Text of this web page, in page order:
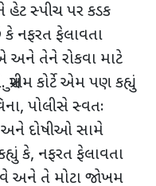
હેટ સ્પીચ પર કડક
કે નફરત ફેલાવતા
અને તેને રોકવા માટે
કોર્ટે એમ પણ કહ્યું
, પોલીસે સ્વતઃ
દોષીઓ સામે
કે, નફરત ફેલાવતા
અને તે મોટા જોખમ